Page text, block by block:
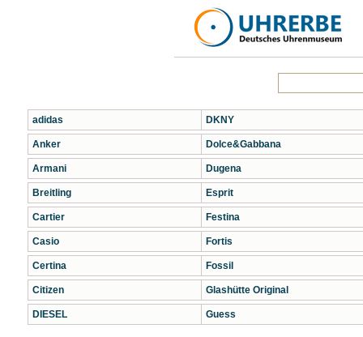
adidas
Anker
Armani
Breitling
Cartier
Casio
Certina
Citizen
DIESEL
DKNY
Dolce&Gabbana
Dugena
Esprit
Festina
Fortis
Fossil
Glashütte Original
Guess